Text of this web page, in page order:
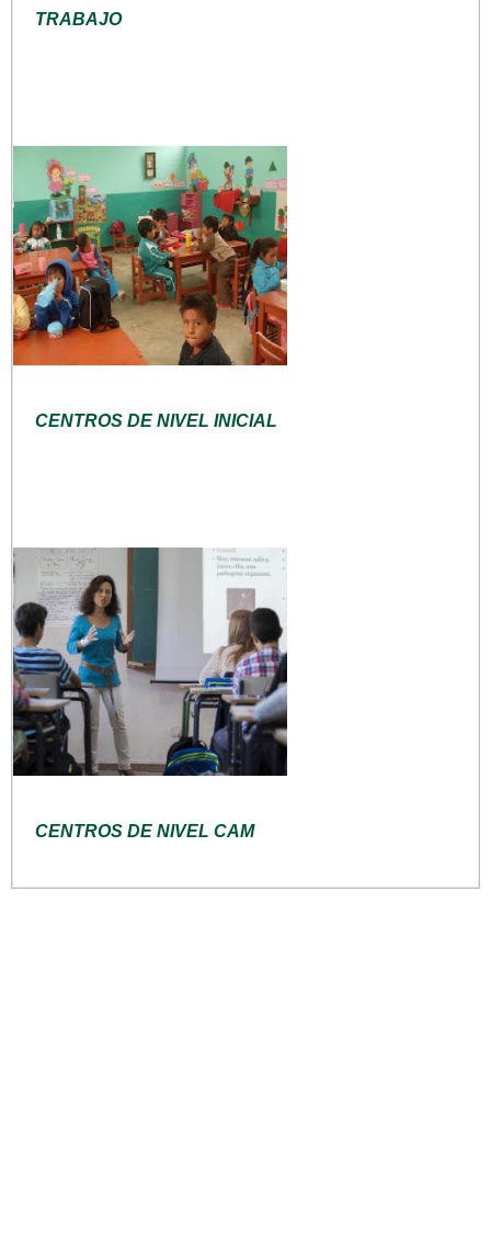
TRABAJO
CENTROS DE NIVEL INICIAL
CENTROS DE NIVEL CAM